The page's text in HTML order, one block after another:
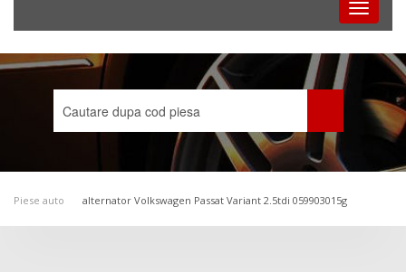
Toggle
Piese auto alternator Volkswagen Passat Variant 2.5tdi 059903015g